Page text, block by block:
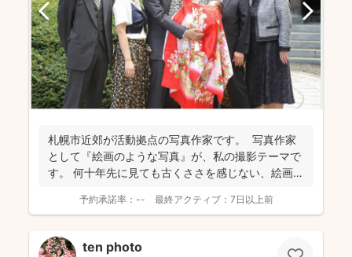
札幌市近郊が活動拠点の写真作家です。 写真作家
として『絵画のような写真』が、私の撮影テーマで
す。 何十年先に見ても古くささを感じない、絵画の
予約承諾率： -- 最終アクティブ： 7日以上前
ten photo